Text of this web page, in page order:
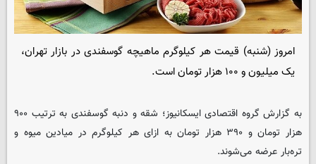
امروز (شنبه) قیمت هر کیلوگرم ماهیچه گوسفندی در بازار تهران،
یک میلیون و ۱۰۰ هزار تومان است.
به گزارش گروه اقتصادیایسکانیوز
؛ شقه و دنبه گوسفندی به ترتیب ۹۰۰
هزار تومان و ۳۹۰ هزار تومان به ازای هر کیلوگرم در میادین میوه و
تره‌بار عرضه می‌شوند.